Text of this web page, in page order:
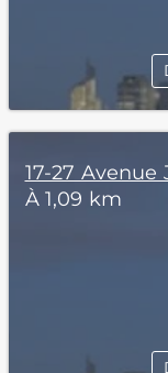
17-27
À 1,09 km